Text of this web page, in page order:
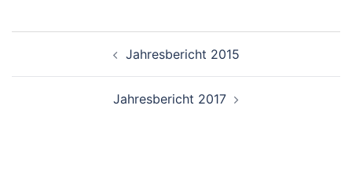
Jahresbericht 2015
Jahresbericht 2017